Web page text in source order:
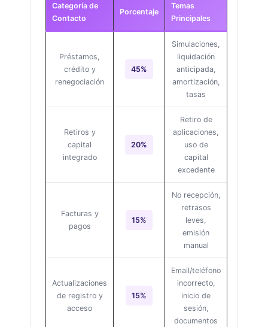
Categoría de
Contacto
Porcentaje
Temas
Principales
Préstamos,
crédito y
renegociación
45%
Simulaciones,
liquidación
anticipada,
amortización,
tasas
Retiros y
capital
integrado
20%
Retiro de
aplicaciones,
uso de
capital
excedente
Facturas y
pagos
15%
No recepción,
retrasos
leves,
emisión
manual
Actualizaciones
de registro y
acceso
15%
Email/teléfono
incorrecto,
inicio de
sesión,
documentos